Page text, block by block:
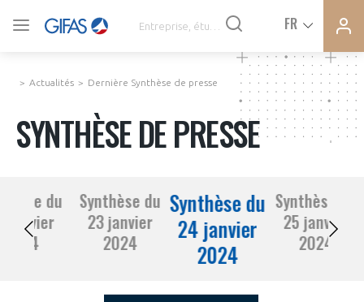
FR
SYNTHÈSE DE PRESSE
Actualités Dernière Synthèse de presse
SYNTHÈSE DE PRESSE
du
janvier
2024
Synthèse du
23 janvier
2024
Synthèse du
24 janvier
2024
Synthèse du
25 janvier
2024
VOUS ÊTES ADHÉRENTS
CONNEXION
DEMANDE D’ADHÉSION
Avez-vous un statut de droit français ?